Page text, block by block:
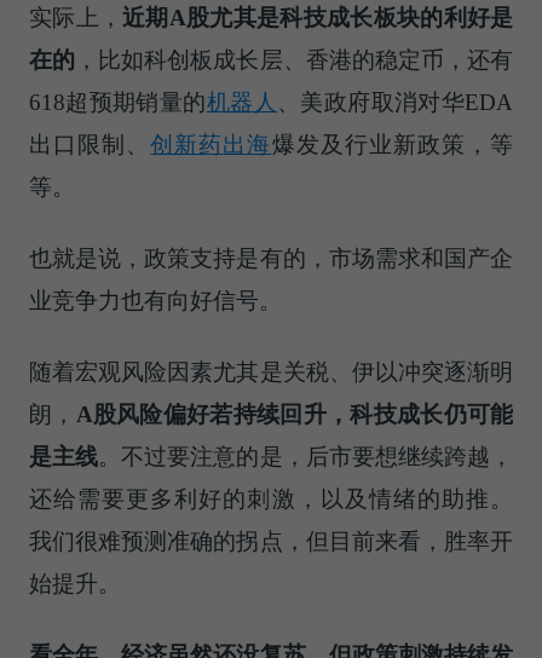
实际上，近期 A股尤其是科技成长板块的利好是
在的 ，比如科创板成长层、香港的稳定币，还有
618超预期销量的机器人 、美政府取消对华EDA
出口限制、创新药出海爆发及行业新政策，等
等。
也就是说，政策支持是有的，市场需求和国产企
业竞争力也有向好信号。
随着宏观风险因素尤其是关税、伊以冲突逐渐明
朗， A股风险偏好若持续回升，科技成长仍可能
是主线。不过要注意的是，后市要想继续跨越，
还给需要更多利好的刺激，以及情绪的助推。
我们很难预测准确的拐点，但目前来看，胜率开
始提升。